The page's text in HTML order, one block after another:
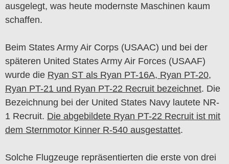
ausgelegt, was heute modernste Maschinen kaum
schaffen.
Beim States Army Air Corps (USAAC) und bei der
späteren United States Army Air Forces (USAAF)
wurde die Ryan ST als Ryan PT-16A, Ryan PT-20,
Ryan PT-21 und Ryan PT-22 Recruit bezeichnet. Die
Bezeichnung bei der United States Navy lautete NR-
1 Recruit. Die abgebildete Ryan PT-22 Recruit ist mit
dem Sternmotor Kinner R-540 ausgestattet.
Solche Flugzeuge repräsentierten die erste von drei